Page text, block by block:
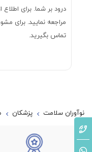
درود بر شما. برای اطلاع
مراجعه نمایید. برای
تماس بگیرید.
نوآوران سلامت پزشکان